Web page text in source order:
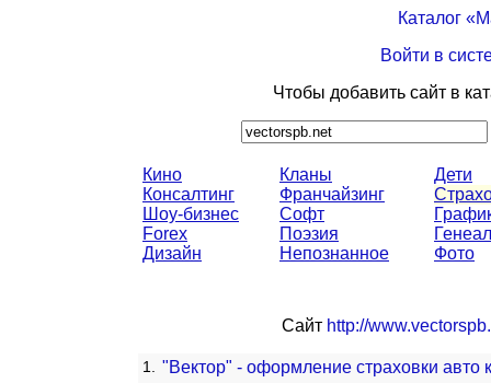
Каталог
Войти в
Чтобы добавить сайт в
Кино
Консалтинг
Шоу-бизнес
Forex
Дизайн
Кланы
Франчайзинг
Софт
Поэзия
Непознанное
Дети
Фото
Сайт http://
1. "Вектор" - оформление страховки авто